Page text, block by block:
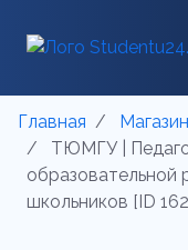
Главная
ТЮМГУ |
образовательной
школьников [ID